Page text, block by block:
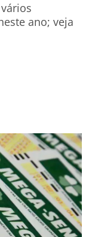
ano; veja